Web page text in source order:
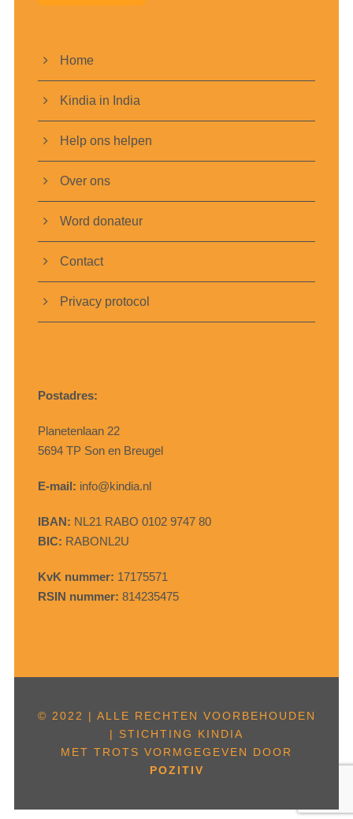
Home
Kindia in India
Help ons helpen
Over ons
Word donateur
Contact
Privacy protocol
Postadres:
Planetenlaan 22
5694 TP Son en Breugel
E-mail: info@kindia.nl
IBAN: NL21 RABO 0102 9747 80
BIC: RABONL2U
KvK nummer: 17175571
RSIN nummer: 814235475
© 2022 | ALLE RECHTEN VOORBEHOUDEN
| STICHTING KINDIA
MET TROTS VORMGEGEVEN DOOR
POZITIV